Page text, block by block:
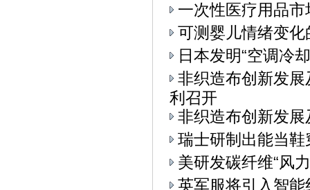
一次性医疗用品
可测婴儿情绪变
日本发明“空调冷
非织造布创新发
利召开
非织造布创新发
瑞士研制出能当鞋
美研发碳纤维“风
英军服将引入智